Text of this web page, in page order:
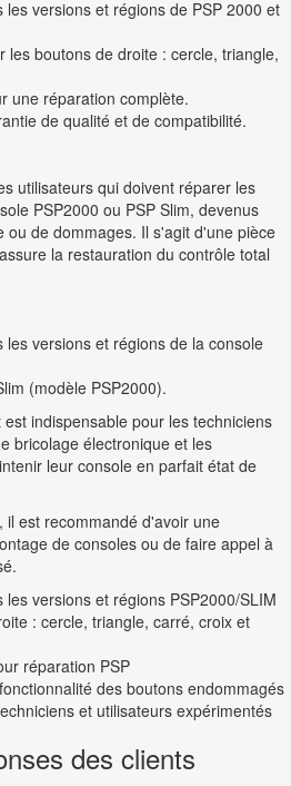
versions et régions de PSP 2000 et
les boutons de droite : cercle, triangle,
une réparation complète.
de qualité et de compatibilité.
utilisateurs qui doivent réparer les
PSP2000 ou PSP Slim, devenus
ou de dommages. Il s'agit d'une pièce
la restauration du contrôle total
les versions et régions de la console
(modèle PSP2000).
indispensable pour les techniciens
bricolage électronique et les
leur console en parfait état de
il est recommandé d'avoir une
de consoles ou de faire appel à
versions et régions PSP2000/SLIM
: cercle, triangle, carré, croix et
réparation PSP
des boutons endommagés
et utilisateurs expérimentés
des clients